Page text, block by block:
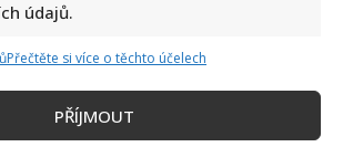
údajů.
Přečtěte si více o těchto účelech
PŘÍJMOUT